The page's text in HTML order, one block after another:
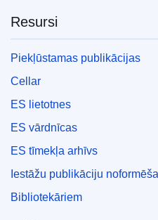
Resursi
Piekļūstamas publikācijas
Cellar
ES lietotnes
ES vārdnīcas
ES tīmekļa arhīvs
Iestāžu publikāciju
Bibliotekāriem